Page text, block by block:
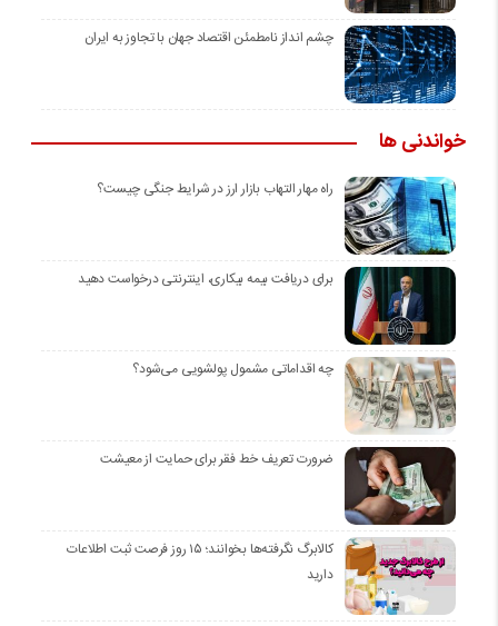
چشم انداز نامطمئن اقتصاد جهان با تجاوز به ایران
خواندنی ها
راه مهار التهاب بازار ارز در شرایط جنگی چیست؟
برای دریافت بیمه بیکاری، اینترنتی درخواست دهید
چه اقداماتی مشمول پولشویی می‌شود؟
ضرورت تعریف خط فقر برای حمایت از معیشت
کالابرگ نگرفته‌ها بخوانند؛ ۱۵ روز فرصت ثبت اطلاعات
دارید